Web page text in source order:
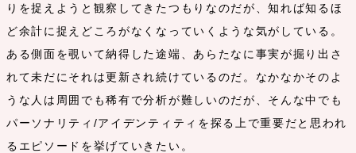
りを捉えようと観察してきたつもりなのだが、知れば知るほ
ど余計に捉えどころがなくなっていくような気がしている。
ある側面を覗いて納得した途端、あらたなに事実が掘り出さ
れて未だにそれは更新され続けているのだ。なかなかそのよ
うな人は周囲でも稀有で分析が難しいのだが、そんな中でも
パーソナリティ/アイデンティティを探る上で重要だと思われ
るエピソードを挙げていきたい。